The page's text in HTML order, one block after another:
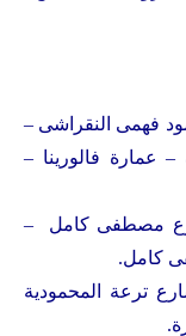
: 67 شارع محمود فهمى النقراشى –
عمارة فالورينا –
مصطفى كامل –
كامل.
فرع الاسكندرية :كرموز 97 شارع ترعة المحمودية